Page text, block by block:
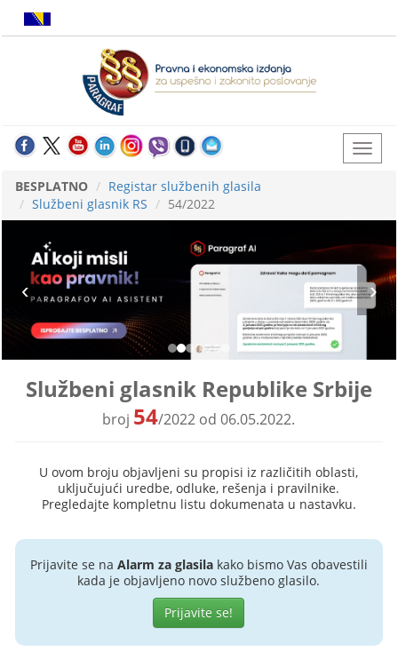
BESPLATNO
Registar službenih glasila
Službeni glasnik RS
54/2022
Službeni glasnik Republike Srbije
broj 54/2022 od 06.05.2022.
U ovom broju objavljeni su propisi iz različitih oblasti,
uključujući uredbe, odluke, rešenja i pravilnike.
Pregledajte kompletnu listu dokumenata u nastavku.
Prijavite se na Alarm za glasilakako bismo Vas obavestili
kada je objavljeno novo službeno glasilo.
Prijavite se!